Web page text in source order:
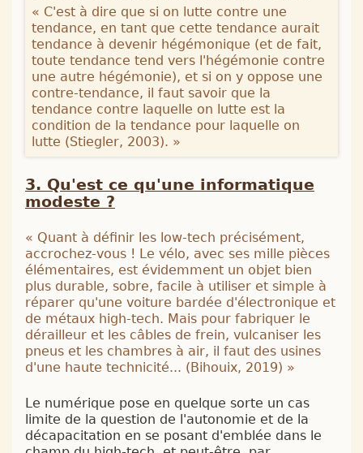
« C'est à dire que si on lutte contre une
tendance, en tant que cette tendance aurait
tendance à devenir hégémonique (et de fait,
toute tendance tend vers l'hégémonie contre
une autre hégémonie), et si on y oppose une
contre-tendance, il faut savoir que la
tendance contre laquelle on lutte est la
condition de la tendance pour laquelle on
lutte (Stiegler, 2003). »
Qu'est ce qu'une informatique
modeste ?
« Quant à définir les low-tech précisément,
accrochez-vous ! Le vélo, avec ses mille pièces
élémentaires, est évidemment un objet bien
plus durable, sobre, facile à utiliser et simple à
réparer qu'une voiture bardée d'électronique et
de métaux high-tech. Mais pour fabriquer le
dérailleur et les câbles de frein, vulcaniser les
pneus et les chambres à air, il faut des usines
d'une haute technicité... (Bihouix, 2019) »
Le numérique pose en quelque sorte un cas
limite de la question de l'autonomie et de la
décapacitation en se posant d'emblée dans le